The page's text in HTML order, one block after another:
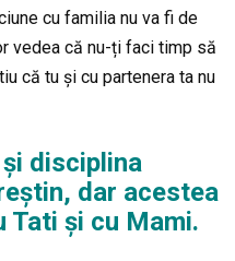
cu familia nu va fi de
vedea că nu-ți faci timp să
că tu și cu partenera ta nu
disciplina
dar acestea
Tati și cu Mami.